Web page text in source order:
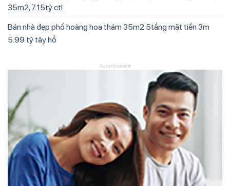
35m2, 7.15tỷ ctl
Bán nhà đẹp phố hoàng hoa thám 35m2 5tầng mặt tiền 3m
5.99 tỷ tây hồ
Advertisement